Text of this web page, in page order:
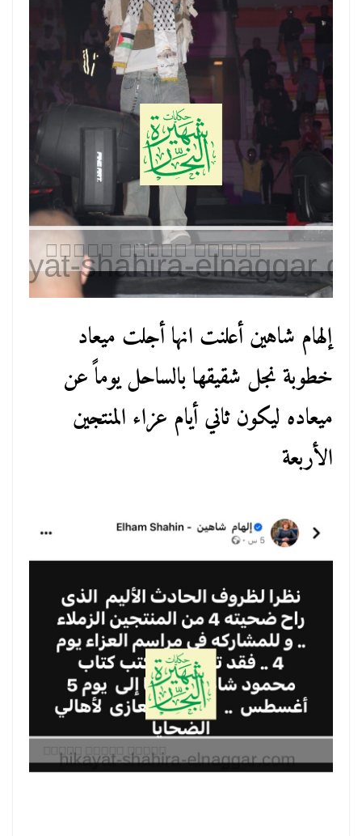
إلهام شاهين أعلنت انها أجلت ميعاد
خطوبة نجل شقيقها بالساحل يوماً عن
ميعاده ليكون ثاني أيام عزاء المنتجين
الأربعة